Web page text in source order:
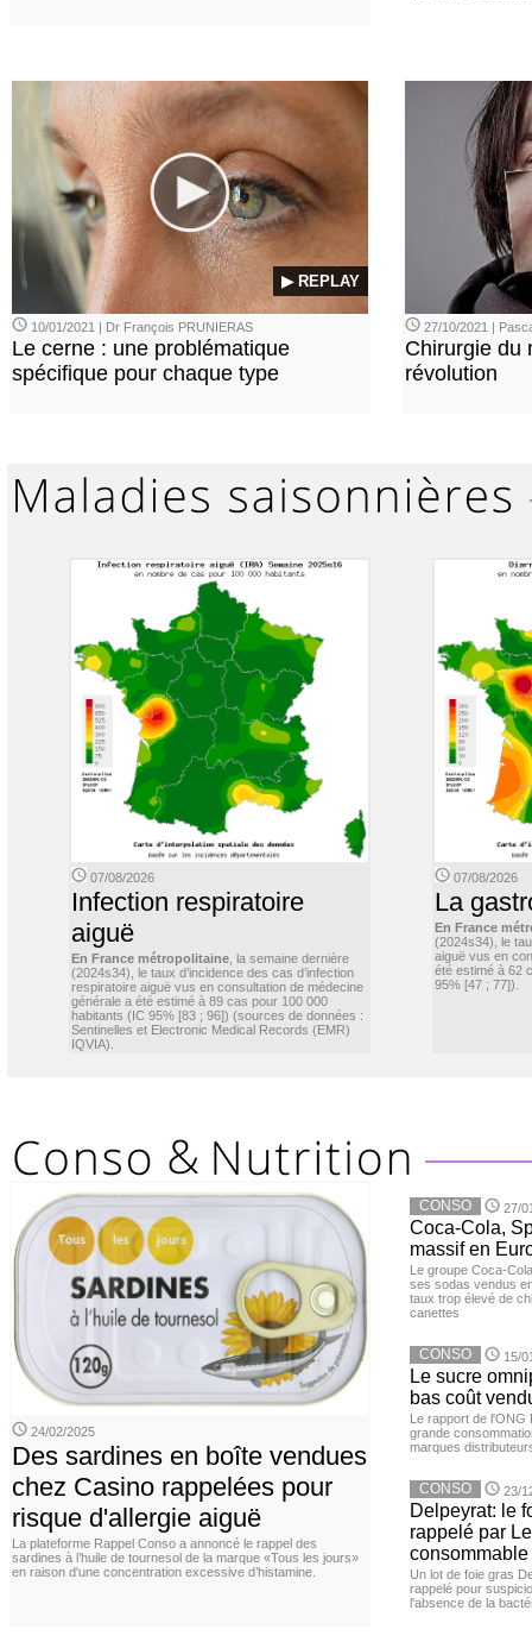
▶ REPLAY
10/01/2021 | Dr François PRUNIERAS
Le cerne : une problématique
spécifique pour chaque type
27/10/2021 |
Chirurgie du
révolution
07/08/2026
Infection respiratoire
aiguë
En France métropolitaine , la semaine dernière
(2024s34), le taux d’incidence des cas d’infection
respiratoire aiguë vus en consultation de médecine
générale a été estimé à 89 cas pour 100 000
habitants (IC 95% [83 ; 96]) (sources de données :
Sentinelles et Electronic Medical Records (EMR)
IQVIA).
07/08/2026
La
En France
(2024s34), le
aiguë vus en
été estimé à 62
95% [47 ; 77]).
24/02/2025
Des sardines en boîte vendues
chez Casino rappelées pour
risque d'allergie aiguë
La plateforme Rappel Conso a annoncé le rappel des
sardines à l’huile de tournesol de la marque «Tous les jours»
en raison d'une concentration excessive d’histamine.
CONSO 27/
Coca-Cola,
massif en
Le groupe Coca-
ses sodas vendus
taux trop élevé de
canettes
CONSO 15/
Le sucre
bas coût
Le rapport de l'ONG
grande
marques
CONSO 23/
Delpeyrat: le
rappelé par
consommable
Un lot de foie gras
rappelé pour
l'absence de la